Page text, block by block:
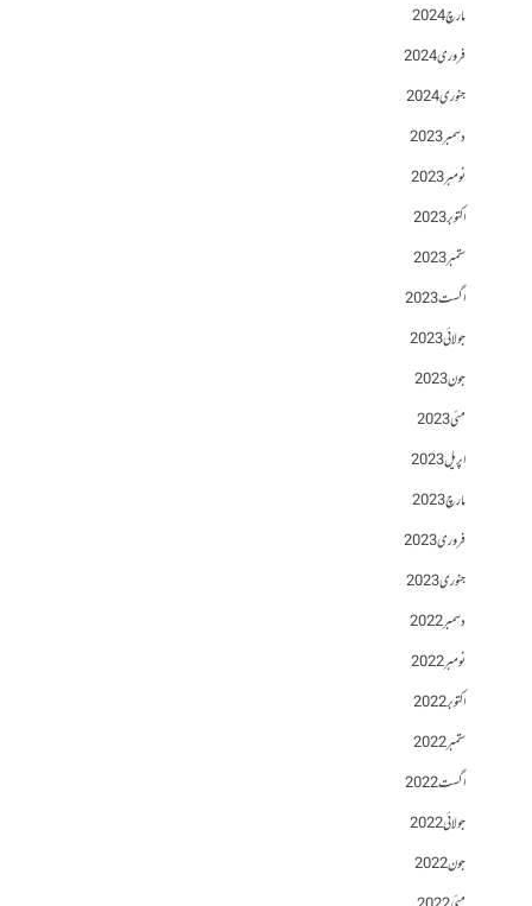
مارچ 2024
فروری 2024
جنوری 2024
دسمبر 2023
نومبر 2023
اکتوبر 2023
ستمبر 2023
اگست 2023
جولائی 2023
جون 2023
مئی 2023
اپریل 2023
مارچ 2023
فروری 2023
جنوری 2023
دسمبر 2022
نومبر 2022
اکتوبر 2022
ستمبر 2022
اگست 2022
جولائی 2022
جون 2022